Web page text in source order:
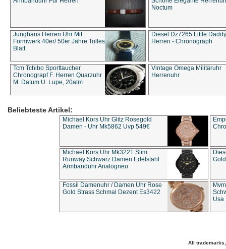
Noctum
Junghans Herren Uhr Mit
Formwerk 40er/ 50er Jahre Tolles
Blatt
Diesel Dz7265 Little Daddy
Herren - Chronograph
Tcm Tchibo Sporttaucher
Chronograpf F. Herren Quarzuhr
M. Datum U. Lupe, 20atm
Vintage Omega Militäruhr
Herrenuhr
Beliebteste Artikel:
Michael Kors Uhr Glitz Rosegold
Damen - Uhr Mk5862 Uvp 549€
Michael Kors Uhr Mk3221 Slim
Runway Schwarz Damen Edelstahl
Armbanduhr Analogneu
Fossil Damenuhr / Damen Uhr Rose
Gold Strass Schmal Dezent Es3422
Usa
All